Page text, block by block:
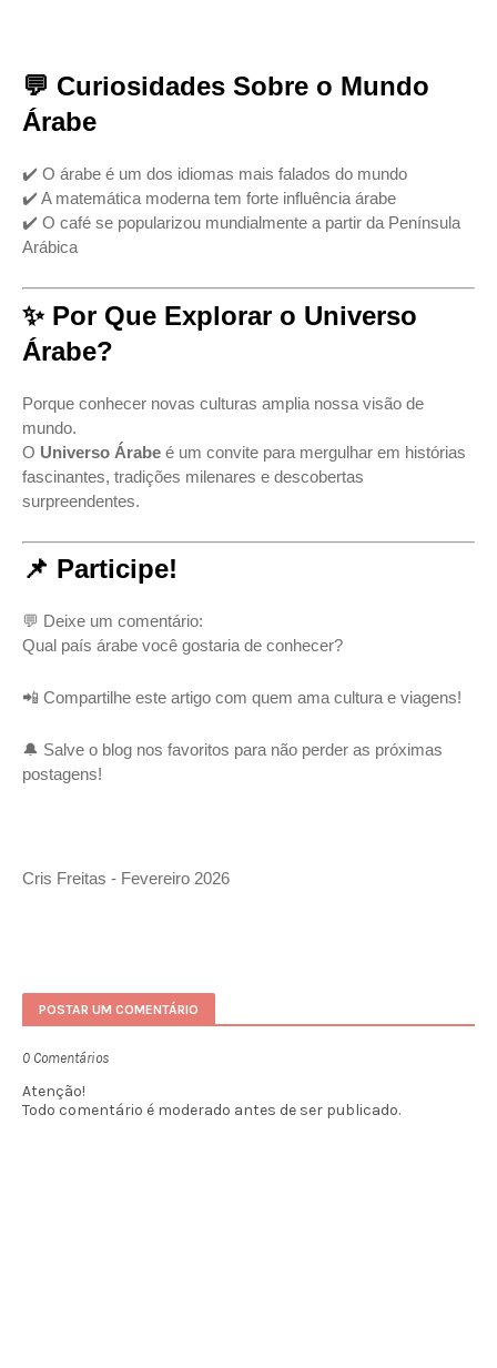
💬 Curiosidades Sobre o Mundo
Árabe
✔️ O árabe é um dos idiomas mais falados do mundo
✔️ A matemática moderna tem forte influência árabe
✔️ O café se popularizou mundialmente a partir da Península
Arábica
✨ Por Que Explorar o Universo
Árabe?
Porque conhecer novas culturas amplia nossa visão de
mundo.
O Universo Árabe é um convite para mergulhar em histórias
fascinantes, tradições milenares e descobertas
surpreendentes.
📌 Participe!
💬 Deixe um comentário:
Qual país árabe você gostaria de conhecer?
📲 Compartilhe este artigo com quem ama cultura e viagens!
🔔 Salve o blog nos favoritos para não perder as próximas
postagens!
Cris Freitas - Fevereiro 2026
POSTAR UM COMENTÁRIO
0 Comentários
Atenção!
Todo comentário é moderado antes de ser publicado.